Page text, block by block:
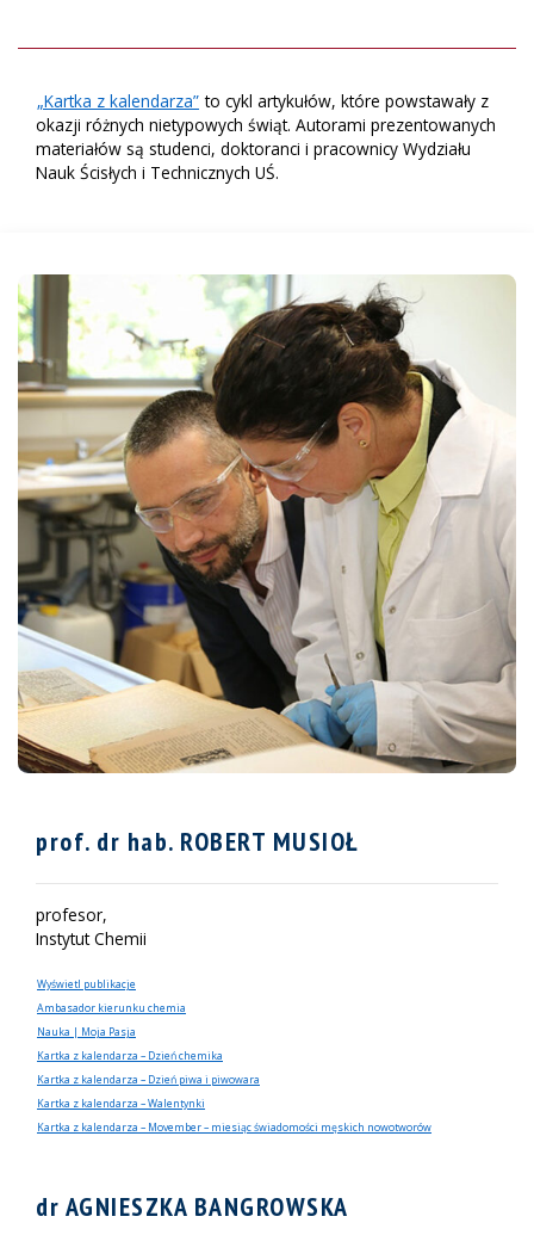
„Kartka z kalendarza” to cykl artykułów, które powstawały z
okazji różnych nietypowych świąt. Autorami prezentowanych
materiałów są studenci, doktoranci i pracownicy Wydziału
Nauk Ścisłych i Technicznych UŚ.
prof. dr hab. ROBERT MUSIOŁ
profesor,
Instytut Chemii
Wyświetl publikacje
Ambasador kierunku chemia
Nauka | Moja Pasja
Kartka z kalendarza – Dzień chemika
Kartka z kalendarza – Dzień piwa i piwowara
Kartka z kalendarza – Walentynki
Kartka z kalendarza – Movember – miesiąc świadomości męskich nowotworów
dr AGNIESZKA BANGROWSKA